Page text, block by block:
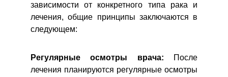
зависимости от конкретного типа рака и
лечения, общие принципы заключаются в
следующем:
Регулярные осмотры врача: После
лечения планируются регулярные осмотры